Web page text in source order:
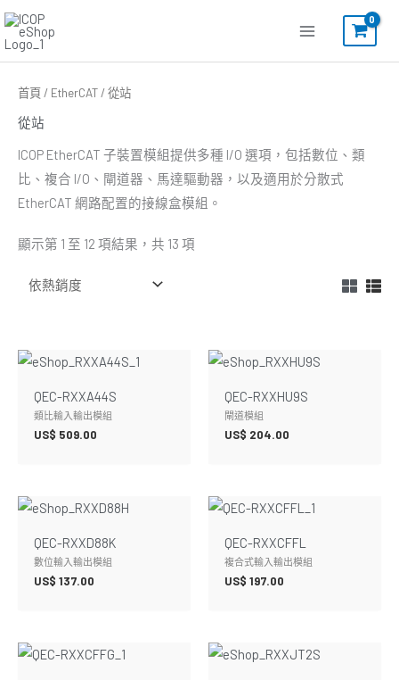
跳
主
首頁 / EtherCAT / 從站
從站
ICOP EtherCAT 子裝置模組提供多種 I/O 選項，包括數位、類
比、複合 I/O、閘道器、馬達驅動器，以及適用於分散式
EtherCAT 網路配置的接線盒模組。
顯示第 1 至 12 項結果，共 13 項
序
QEC-RXXA44S
類比輸入輸出模組
US$ 509.00
QEC-RXXHU9S
閘道模組
US$ 204.00
QEC-RXXD88K
數位輸入輸出模組
US$ 137.00
QEC-RXXCFFL
複合式輸入輸出模組
US$ 197.00